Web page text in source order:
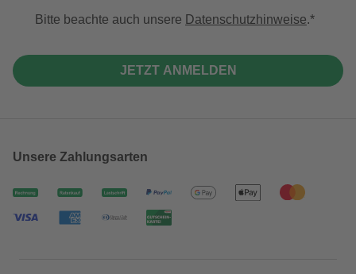
Bitte beachte auch unsere Datenschutzhinweise.
JETZT ANMELDEN
Unsere Zahlungsarten